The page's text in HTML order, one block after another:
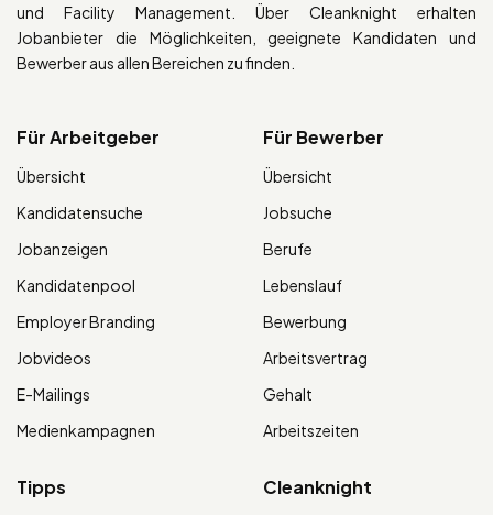
und Facility Management. Über Cleanknight erhalten
Jobanbieter die Möglichkeiten, geeignete Kandidaten und
Bewerber aus allen Bereichen zu finden.
Für Arbeitgeber
Übersicht
Kandidatensuche
Jobanzeigen
Kandidatenpool
Employer Branding
Jobvideos
E-Mailings
Medienkampagnen
Für Bewerber
Übersicht
Jobsuche
Berufe
Lebenslauf
Bewerbung
Arbeitsvertrag
Gehalt
Arbeitszeiten
Tipps Cleanknight